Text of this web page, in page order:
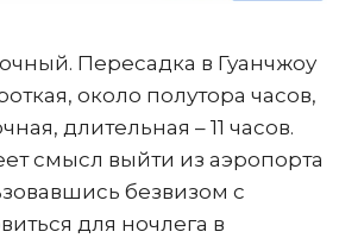
Пересадка в Гуанчжоу
около полутора часов,
длительная – 11 часов.
смысл выйти из аэропорта
безвизом с
для ночлега в